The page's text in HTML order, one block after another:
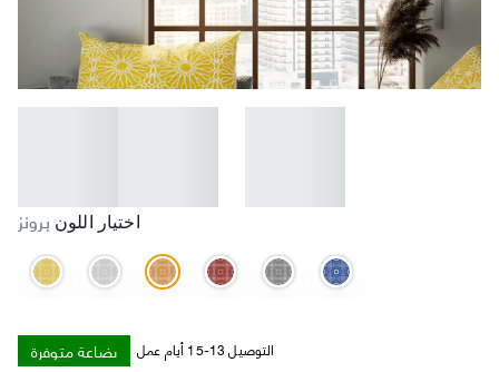
اختيار اللون برونز
بضاعة متوفرة التوصيل 13-15 أيام عمل